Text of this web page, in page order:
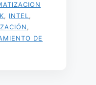
INTEL
DE